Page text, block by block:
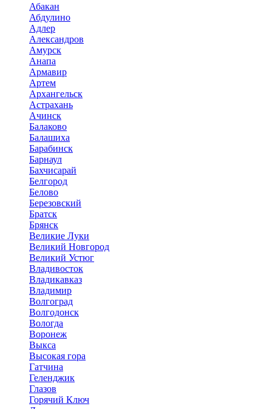
Абакан
Абдулино
Адлер
Александров
Амурск
Анапа
Армавир
Артем
Архангельск
Астрахань
Ачинск
Балаково
Балашиха
Барабинск
Барнаул
Бахчисарай
Белгород
Белово
Березовский
Братск
Брянск
Великие Луки
Великий Новгород
Великий Устюг
Владивосток
Владикавказ
Владимир
Волгоград
Волгодонск
Вологда
Воронеж
Выкса
Высокая гора
Гатчина
Геленджик
Глазов
Горячий Ключ